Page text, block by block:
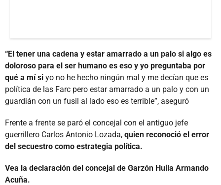
“El tener una cadena y estar amarrado a un palo si algo es
doloroso para el ser humano es eso y yo preguntaba por
qué a mí si yo no he hecho ningún mal y me decían que es
política de las Farc pero estar amarrado a un palo y con un
guardián con un fusil al lado eso es terrible”, aseguró
Frente a frente se paró el concejal con el antiguo jefe
guerrillero Carlos Antonio Lozada, quien reconoció el error
del secuestro como estrategia política.
Vea la declaración del concejal de Garzón Huila Armando
Acuña.